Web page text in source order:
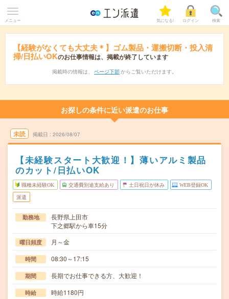
メニュー 気になる! ログイン 検索
【経験がなくても大丈夫＊】ゴム製品・運搬切断・投入清
掃/日払いOKのお仕事情報は、掲載が終了しています
掲載時の情報は、 ページ下部 からご覧いただけます。
お探しの条件に近い派遣のお仕事
未読 掲載日 2026/08/07
【未経験スタート大歓迎！】薄いアルミ製品
のカット/日払いOK
職種未経験OK 交通費別途支給あり 土日祝日が休み WEB登録OK
派遣
勤務地
長野県上田市
下之郷駅から車15分
曜日頻度 月～金
時間 08:30～17:15
期間 長期でお仕事できる方、大歓迎！
時給 時給1180円